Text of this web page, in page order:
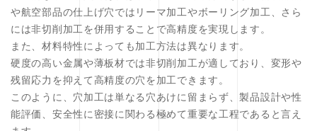
や航空部品の仕上げ穴ではリーマ加工やボーリング加工、さら
には非切削加工を併用することで高精度を実現します。
また、材料特性によっても加工方法は異なります。
硬度の高い金属や薄板材では非切削加工が適しており、変形や
残留応力を抑えて高精度の穴を加工できます。
このように、穴加工は単なる穴あけに留まらず、製品設計や性
能評価、安全性に密接に関わる極めて重要な工程であると言え